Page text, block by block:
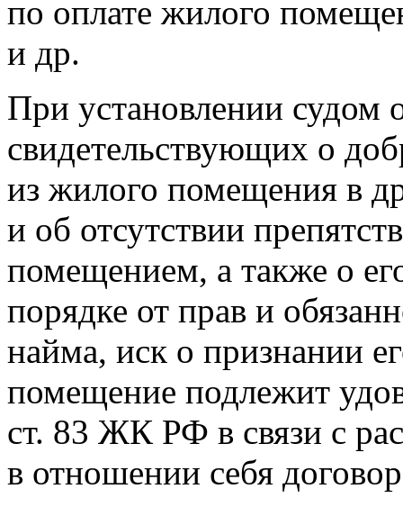
по оплате жилого
и др.
При установлении судом
свидетельствующих о
из жилого помещения в
и об отсутствии
помещением, а также о
порядке от прав и
найма, иск о признании
помещение подлежит
ст. 83 ЖК РФ в связи с
в отношении себя